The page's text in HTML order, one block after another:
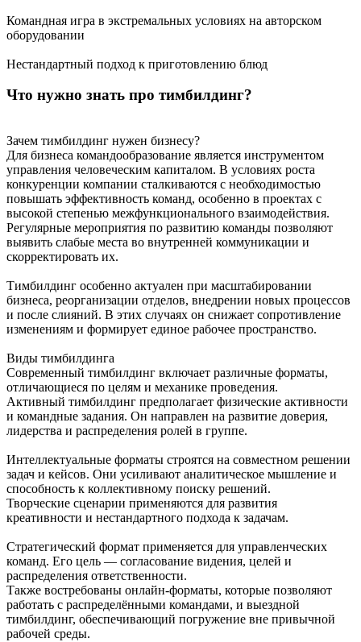
Командная игра в экстремальных условиях на авторском
оборудовании
Нестандартный подход к приготовлению блюд
Что нужно знать про тимбилдинг?
Зачем тимбилдинг нужен бизнесу?
Для бизнеса командообразование является инструментом
управления человеческим капиталом. В условиях роста
конкуренции компании сталкиваются с необходимостью
повышать эффективность команд, особенно в проектах с
высокой степенью межфункционального взаимодействия.
Регулярные мероприятия по развитию команды позволяют
выявить слабые места во внутренней коммуникации и
скорректировать их.
Тимбилдинг особенно актуален при масштабировании
бизнеса, реорганизации отделов, внедрении новых процессов
и после слияний. В этих случаях он снижает сопротивление
изменениям и формирует единое рабочее пространство.
Виды тимбилдинга
Современный тимбилдинг включает различные форматы,
отличающиеся по целям и механике проведения.
Активный тимбилдинг предполагает физические активности
и командные задания. Он направлен на развитие доверия,
лидерства и распределения ролей в группе.
Интеллектуальные форматы строятся на совместном решении
задач и кейсов. Они усиливают аналитическое мышление и
способность к коллективному поиску решений.
Творческие сценарии применяются для развития
креативности и нестандартного подхода к задачам.
Стратегический формат применяется для управленческих
команд. Его цель — согласование видения, целей и
распределения ответственности.
Также востребованы онлайн-форматы, которые позволяют
работать с распределёнными командами, и выездной
тимбилдинг, обеспечивающий погружение вне привычной
рабочей среды.